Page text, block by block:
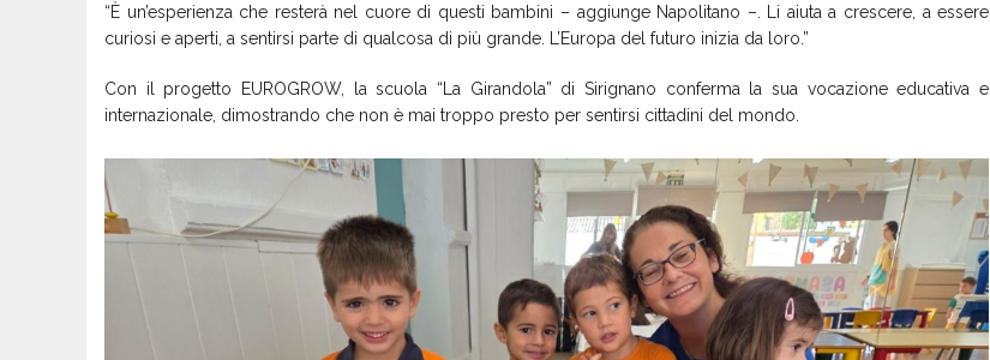
“È un’esperienza che resterà nel cuore di questi bambini – aggiunge Napolitano –. Li aiuta a crescere, a essere
curiosi e aperti, a sentirsi parte di qualcosa di più grande. L’Europa del futuro inizia da loro.”
Con il progetto EUROGROW, la scuola “La Girandola” di Sirignano conferma la sua vocazione educativa e
internazionale, dimostrando che non è mai troppo presto per sentirsi cittadini del mondo.